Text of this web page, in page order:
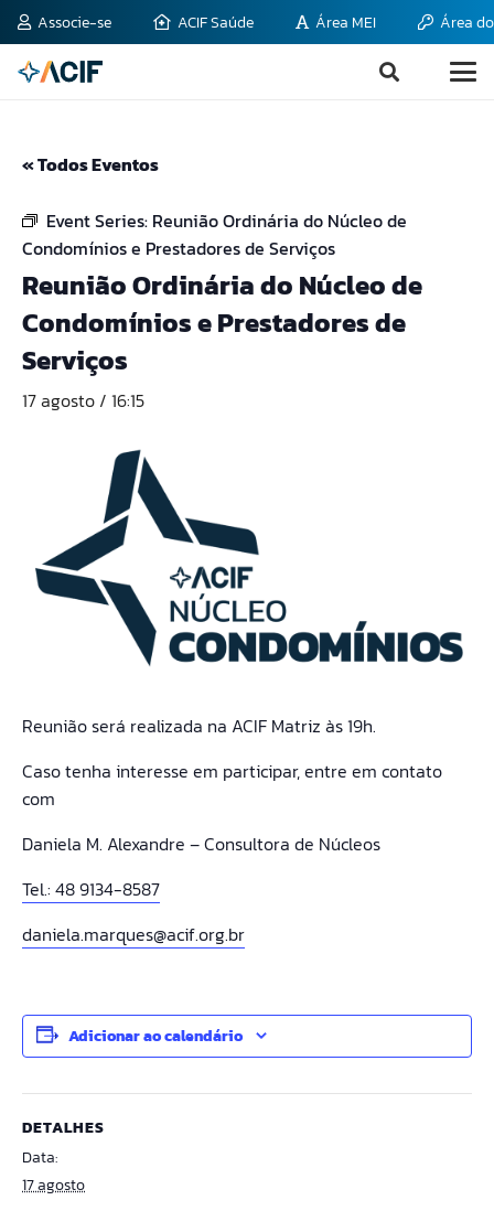
Associe-se ACIF Saúde Área MEI Área
« Todos Eventos
Event Series: Reunião Ordinária do Núcleo de
Condomínios e Prestadores de Serviços
Reunião Ordinária do Núcleo de
Condomínios e Prestadores de
Serviços
17 agosto / 16:15
Reunião será realizada na ACIF Matriz às 19h.
Caso tenha interesse em participar, entre em contato
com
Daniela M. Alexandre – Consultora de Núcleos
Tel.: 48 9134-8587
daniela.marques@acif.org.br
Adicionar ao calendário
DETALHES
Data:
17 agosto